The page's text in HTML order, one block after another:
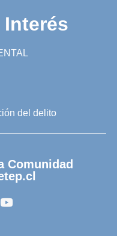
del delito
Comunidad